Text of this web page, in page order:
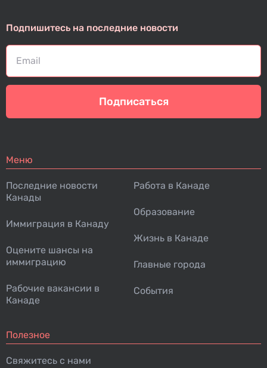
Подпишитесь на последние новости
Подписаться
Меню
Последние новости
Канады
Иммиграция в Канаду
Оцените шансы на
иммиграцию
Рабочие вакансии в
Канаде
Работа в Канаде
Образование
Жизнь в Канаде
Главные города
События
Полезное
Свяжитесь с нами